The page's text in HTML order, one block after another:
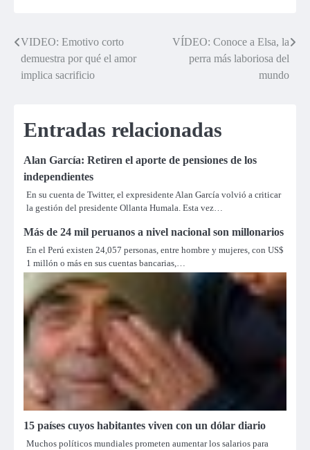
Navegación
de
VIDEO: Emotivo corto
demuestra por qué el amor
implica sacrificio
VÍDEO: Conoce a Elsa, la
perra más laboriosa del
mundo
Entradas relacionadas
Alan García: Retiren el aporte de pensiones de los
independientes
En su cuenta de Twitter, el expresidente Alan García volvió a criticar
la gestión del presidente Ollanta Humala. Esta vez…
Más de 24 mil peruanos a nivel nacional son millonarios
En el Perú existen 24,057 personas, entre hombre y mujeres, con US$
1 millón o más en sus cuentas bancarias,…
15 países cuyos habitantes viven con un dólar diario
Muchos políticos mundiales prometen aumentar los salarios para